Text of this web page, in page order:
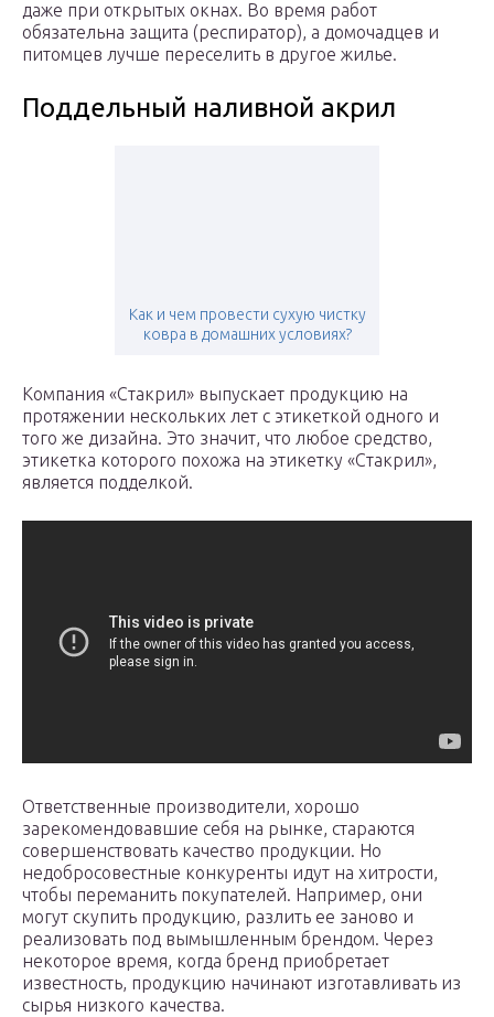
даже при открытых окнах. Во время работ
обязательна защита (респиратор), а домочадцев и
питомцев лучше переселить в другое жилье.
Поддельный наливной акрил
Как и чем провести сухую чистку
ковра в домашних условиях?
Компания «Стакрил» выпускает продукцию на
протяжении нескольких лет с этикеткой одного и
того же дизайна. Это значит, что любое средство,
этикетка которого похожа на этикетку «Стакрил»,
является подделкой.
Ответственные производители, хорошо
зарекомендовавшие себя на рынке, стараются
совершенствовать качество продукции. Но
недобросовестные конкуренты идут на хитрости,
чтобы переманить покупателей. Например, они
могут скупить продукцию, разлить ее заново и
реализовать под вымышленным брендом. Через
некоторое время, когда бренд приобретает
известность, продукцию начинают изготавливать из
сырья низкого качества.